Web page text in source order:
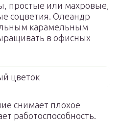
простые или махровые,
соцветия. Олеандр
карамельным
в офисных
цветок
снимает плохое
работоспособность.